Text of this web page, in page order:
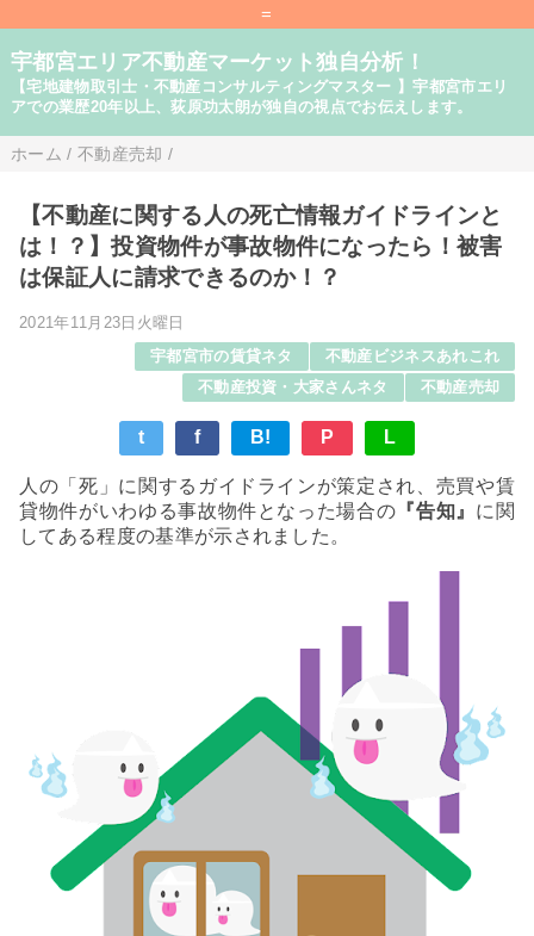
=
宇都宮エリア不動産マーケット独自分析！
【宅地建物取引士・不動産コンサルティングマスター 】宇都宮市エリ
アでの業歴20年以上、荻原功太朗が独自の視点でお伝えします。
ホーム / 不動産売却 /
【不動産に関する人の死亡情報ガイドラインと
は！？】投資物件が事故物件になったら！被害
は保証人に請求できるのか！？
2021年11月23日火曜日
宇都宮市の賃貸ネタ
不動産ビジネスあれこれ
不動産投資・大家さんネタ
不動産売却
t f B! P L
人の「死」に関するガイドラインが策定され、売買や賃
貸物件がいわゆる事故物件となった場合の 『告知』 に関
してある程度の基準が示されました。